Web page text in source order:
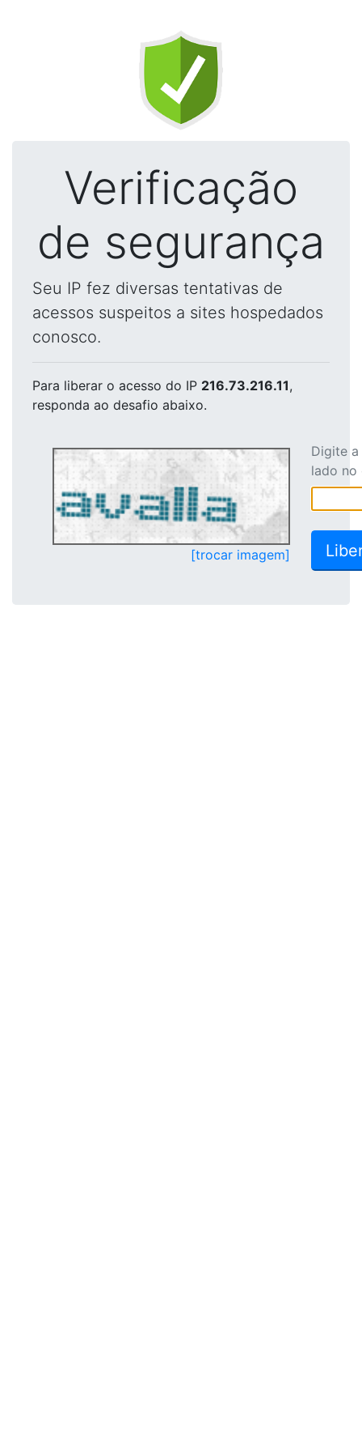
Verificação
de segurança
Seu IP fez diversas tentativas de
acessos suspeitos a sites hospedados
conosco.
Para liberar o acesso do IP 216.73.216.11,
responda ao desafio abaixo.
[trocar imagem]
Digite
lado no